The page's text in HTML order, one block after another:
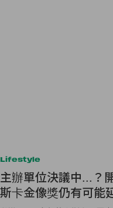
Lifestyle
主辦單位決議中...？
斯卡金像獎仍有可能